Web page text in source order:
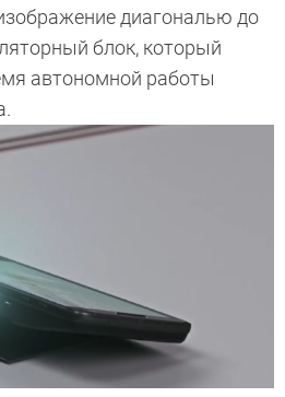
диагональю до
блок, который
автономной работы